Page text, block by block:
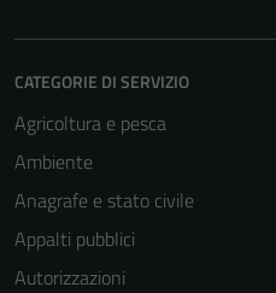
CATEGORIE DI SERVIZIO
Agricoltura e pesca
Ambiente
Anagrafe e stato civile
Appalti pubblici
Autorizzazioni